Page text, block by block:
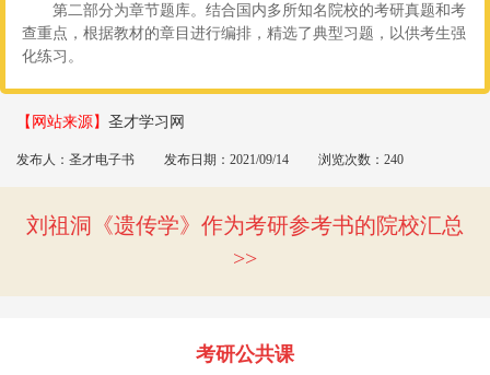
第二部分为章节题库。结合国内多所知名院校的考研真题和考
查重点，根据教材的章目进行编排，精选了典型习题，以供考生强
化练习。
【网站来源】 圣才学习网
发布人：圣才电子书 发布日期：2021/09/14 浏览次数：240
刘祖洞《遗传学》作为考研参考书的院校汇总
考研公共课